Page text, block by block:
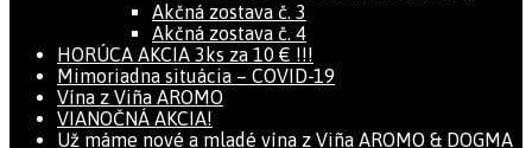
Akčná zostava č. 3
Akčná zostava č. 4
HORÚCA AKCIA 3ks za 10 € !!!
Mimoriadna situácia – COVID-19
Vína z Viña AROMO
VIANOČNÁ AKCIA!
Už máme nové a mladé vína z Viña AROMO & DOGMA